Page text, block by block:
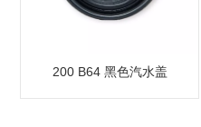
200 B64 黑色汽水盖